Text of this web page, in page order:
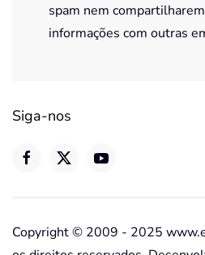
spam nem
informações com outras
Siga-nos
Copyright © 2009 - 2025